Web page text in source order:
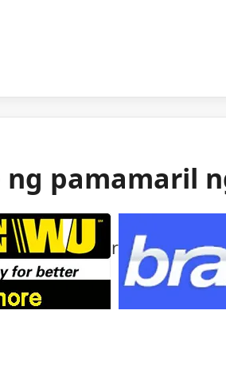
pamamaril
sa isang bihirang